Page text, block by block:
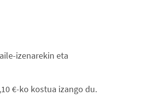
izenarekin eta
€-ko kostua izango du.